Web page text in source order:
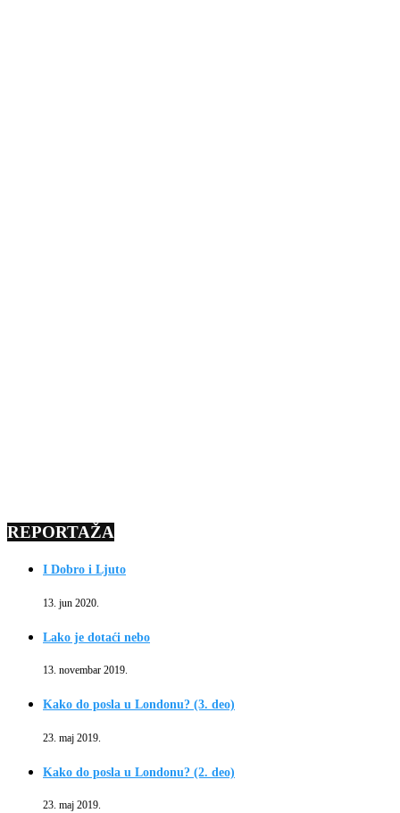
REPORTAŽA
I Dobro i Ljuto
13. jun 2020.
Lako je dotaći nebo
13. novembar 2019.
Kako do posla u Londonu? (3. deo)
23. maj 2019.
Kako do posla u Londonu? (2. deo)
23. maj 2019.